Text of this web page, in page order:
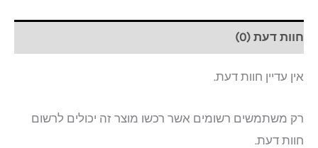
חוות דעת (0)
אין עדיין חוות דעת.
רק משתמשים רשומים אשר רכשו מוצר זה יכולים לרשום
חוות דעת.